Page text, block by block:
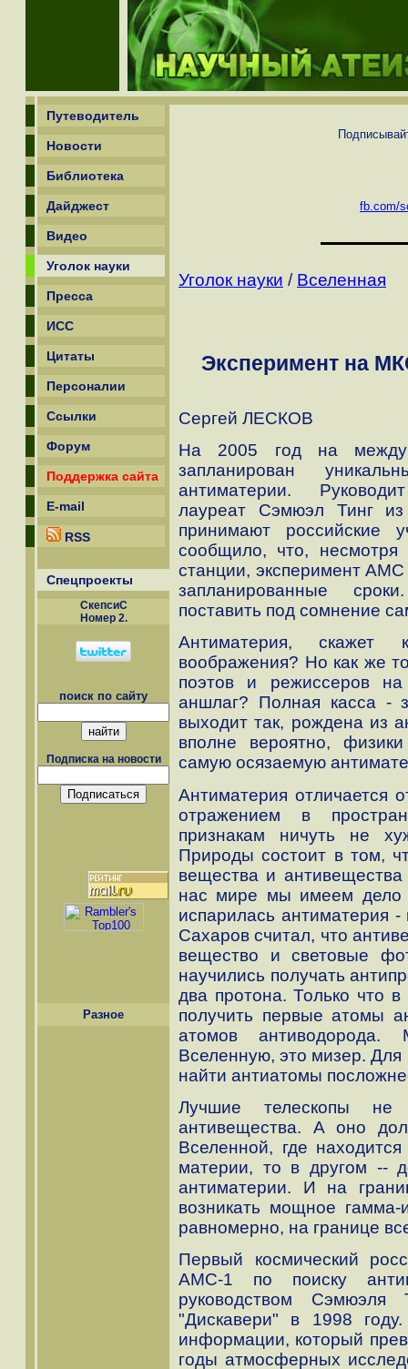
Путеводитель
Новости
Библиотека
Дайджест
Видео
Уголок науки
Пресса
ИСС
Цитаты
Персоналии
Ссылки
Форум
Поддержка сайта
E-mail
RSS
Спецпроекты
СкепсиС
Номер 2.
поиск по сайту
Подписка на новости
Разное
fb.com/
Уголок науки / Вселенная
Эксперимент на
Сергей ЛЕСКОВ
На 2005 год на
запланирован
антиматерии.
лауреат Сэмюэл Тинг
принимают
сообщило, что,
станции, эксперимент АМС
запланированные
поставить под сомнение
Антиматерия, скажет
воображения? Но как же
поэтов и режиссеров
аншлаг? Полная касса -
выходит так, рождена из
вполне вероятно,
самую осязаемую
Антиматерия отличается
отражением в
признакам ничуть не
Природы состоит в том,
вещества и
нас мире мы имеем дело
испарилась антиматерия
Сахаров считал, что
вещество и световые
научились получать
два протона. Только что
получить первые атомы
атомов антиводорода.
Вселенную, это мизер.
найти антиатомы
Лучшие телескопы
антивещества. А оно
Вселенной, где
материи, то в другом --
антиматерии. И на
возникать мощное гамма-
равномерно, на границе
Первый космический
АМС-1 по поиску
руководством
"Дискавери" в 1998
информации, который
годы атмосферных